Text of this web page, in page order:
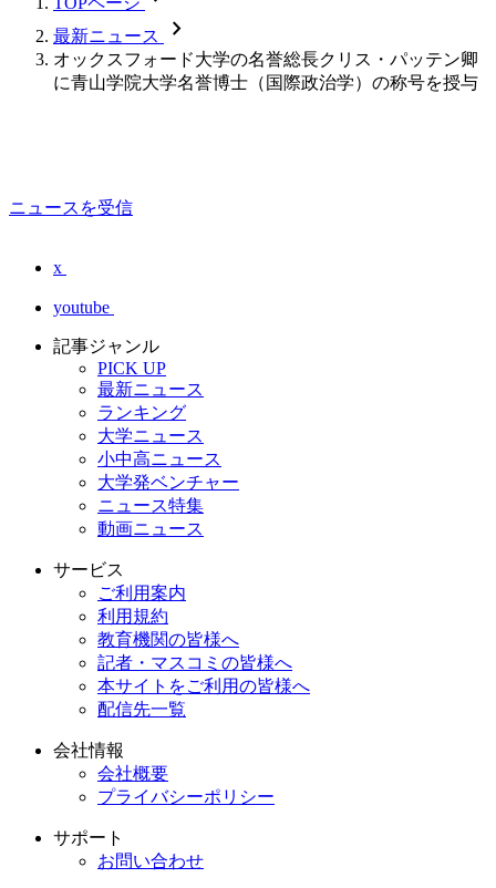
最新ニュース chevron_forward
オックスフォード大学の名誉総長クリス・パッテン卿
に青山学院大学名誉博士（国際政治学）の称号を授与
ニュースを受信
x
youtube
記事ジャンル
PICK UP
最新ニュース
ランキング
大学ニュース
小中高ニュース
大学発ベンチャー
ニュース特集
動画ニュース
サービス
ご利用案内
利用規約
教育機関の皆様へ
記者・マスコミの皆様へ
本サイトをご利用の皆様へ
配信先一覧
会社情報
会社概要
プライバシーポリシー
サポート
お問い合わせ